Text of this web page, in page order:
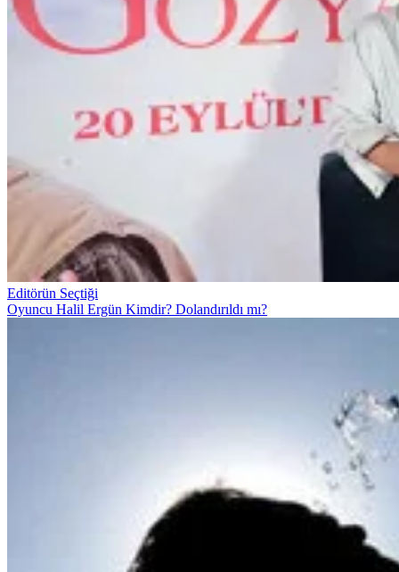
Editörün Seçtiği
Oyuncu Halil Ergün Kimdir? Dolandırıldı mı?